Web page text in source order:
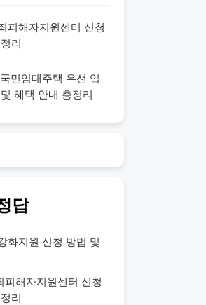
피해자지원센터 신청
리
민임대주택 우선 입
혜택 안내 총정리
답
화지원 신청 방법 및
피해자지원센터 신청
리